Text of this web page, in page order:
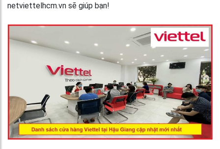
netviettelhcm.vn sẽ giúp bạn!